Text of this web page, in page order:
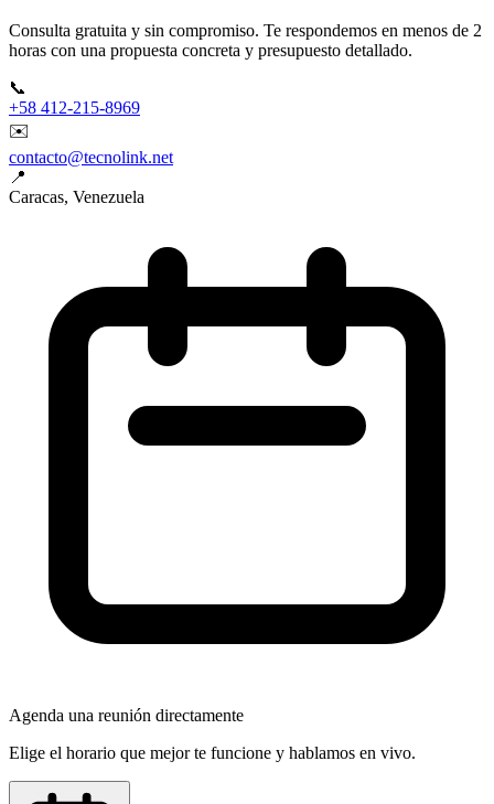
Consulta gratuita y sin compromiso. Te respondemos en menos de 2
horas con una propuesta concreta y presupuesto detallado.
📞
+58 412-215-8969
✉️
contacto@tecnolink.net
📍
Caracas, Venezuela
Agenda una reunión directamente
Elige el horario que mejor te funcione y hablamos en vivo.